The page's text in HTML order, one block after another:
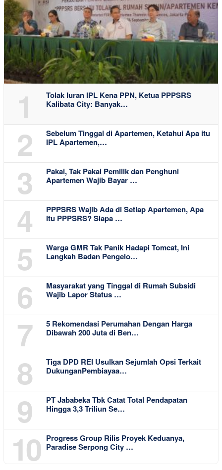
1
Tolak Iuran IPL Kena PPN, Ketua PPPSRS
Kalibata City: Banyak…
2
Sebelum Tinggal di Apartemen, Ketahui Apa itu
IPL Apartemen,…
3
Pakai, Tak Pakai Pemilik dan Penghuni
Apartemen Wajib Bayar …
4
PPPSRS Wajib Ada di Setiap Apartemen, Apa
Itu PPPSRS? Siapa …
5
Warga GMR Tak Panik Hadapi Tomcat, Ini
Langkah Badan Pengelo…
6
Masyarakat yang Tinggal di Rumah Subsidi
Wajib Lapor Status …
7
5 Rekomendasi Perumahan Dengan Harga
Dibawah 200 Juta di Ben…
8
Tiga DPD REI Usulkan Sejumlah Opsi Terkait
DukunganPembiayaa…
9
PT Jababeka Tbk Catat Total Pendapatan
Hingga 3,3 Triliun Se…
10
Progress Group Rilis Proyek Keduanya,
Paradise Serpong City …